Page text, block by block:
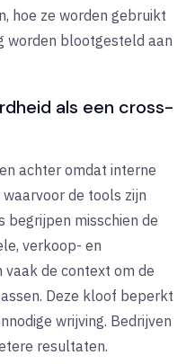
hoe ze worden gebruikt
worden blootgesteld aan
als een cross-
achter omdat interne
de tools zijn
begrijpen misschien de
verkoop- en
de context om de
Deze kloof beperkt
wrijving. Bedrijven
resultaten.